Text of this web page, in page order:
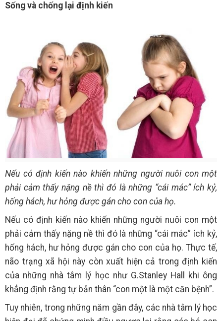
Sống và chống lại định kiến
Nếu có định kiến nào khiến những người nuôi con một
phải cảm thấy nặng nề thì đó là những “cái mác” ích kỷ,
hống hách, hư hỏng được gán cho con của họ.
Nếu có định kiến nào khiến những người nuôi con một
phải cảm thấy nặng nề thì đó là những “cái mác” ích kỷ,
hống hách, hư hỏng được gán cho con của họ. Thực tế,
não trạng xã hội này còn xuất hiện cả trong định kiến
của những nhà tâm lý học như G.Stanley Hall khi ông
khẳng định rằng tự bản thân “con một là một căn bệnh”.
Tuy nhiên, trong những năm gần đây, các nhà tâm lý học